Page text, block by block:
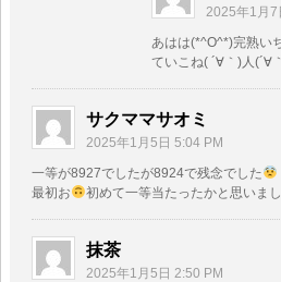
2025年1月7
あはは(*^O^*)完熟い
ていこね( ´∀｀)人(´∀
サクママサオミ
2025年1月5日 5:04 PM
一等が8927でしたが8924で残念でした
最初お
初めて一等当たったかと思いま
抹茶
2025年1月5日 2:50 PM